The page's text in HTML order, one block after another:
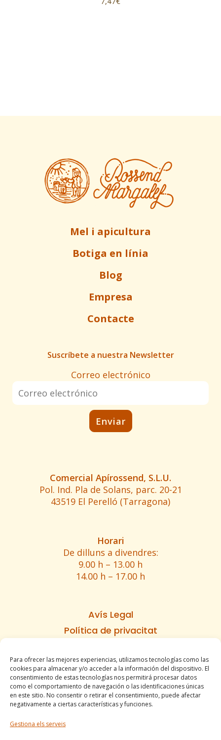
Para ofrecer las mejores experiencias, utilizamos tecnologías como las
cookies para almacenar y/o acceder a la información del dispositivo. El
consentimiento de estas tecnologías nos permitirá procesar datos
como el comportamiento de navegación o las identificaciones únicas
en este sitio. No consentir o retirar el consentimiento, puede afectar
negativamente a ciertas características y funciones.
Gestiona els serveis
Mel i apicultura
Botiga en línia
Blog
Empresa
Contacte
Suscríbete a nuestra Newsletter
Correo electrónico
Comercial Apírossend, S.L.U.
Pol. Ind. Pla de Solans, parc. 20-21
43519 El Perelló (Tarragona)
Horari
De dilluns a divendres:
9.00 h – 13.00 h
14.00 h – 17.00 h
Avís Legal
Política de privacitat
Informe d’accesibilitat
Condicions de venda
Mapa del lloc